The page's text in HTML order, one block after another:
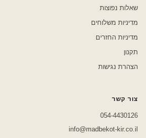
שאלות נפוצות
מדיניות משלוחים
מדיניות החזרים
תקנון
הצהרת נגישות
צור קשר
054-4430126
info@madbekot-kir.co.il